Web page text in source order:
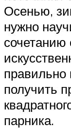
Осенью,
нужно
сочетанию
правильно
получить
парника.